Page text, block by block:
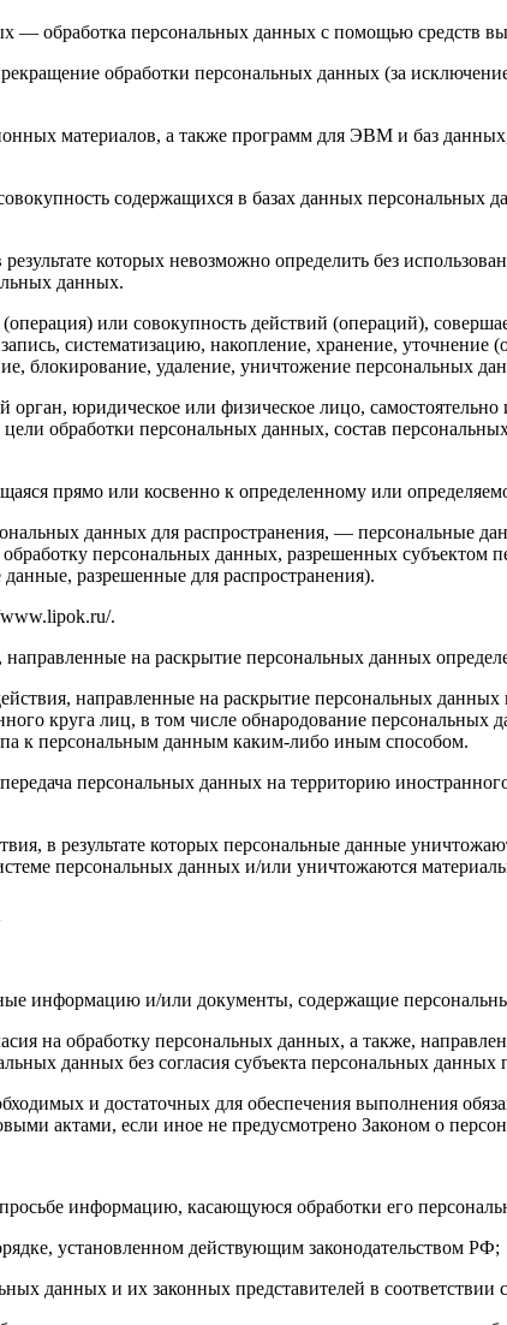
— обработка персональных данных с помощью средств
обработки персональных данных (за
материалов, а также программ для ЭВМ и баз
содержащихся в базах данных
которых невозможно определить без
данных.
или совокупность действий (операций),
систематизацию, накопление, хранение, уточнение
блокирование, удаление, уничтожение персональных
юридическое или физическое лицо,
обработки персональных данных, состав
прямо или косвенно к определенному или
данных для распространения, — персональные
персональных данных, разрешенных субъектом
разрешенные для распространения).
.
на раскрытие персональных данных
направленные на раскрытие персональных
круга лиц, в том числе обнародование
к персональным данным каким-либо иным способом.
персональных данных на территорию
в результате которых персональные данные
персональных данных и/или уничтожаются
информацию и/или документы, содержащие
на обработку персональных данных, а также,
данных без согласия субъекта персональных
и достаточных для обеспечения выполнения
актами, если иное не предусмотрено Законом о
информацию, касающуюся обработки его
установленном действующим законодательством РФ;
данных и их законных представителей в